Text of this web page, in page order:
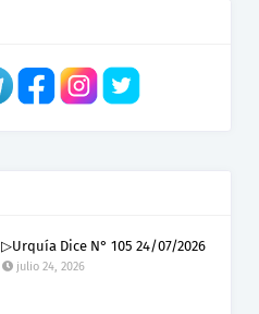
▷Urquía Dice N° 105 24/07/2026
julio 24, 2026